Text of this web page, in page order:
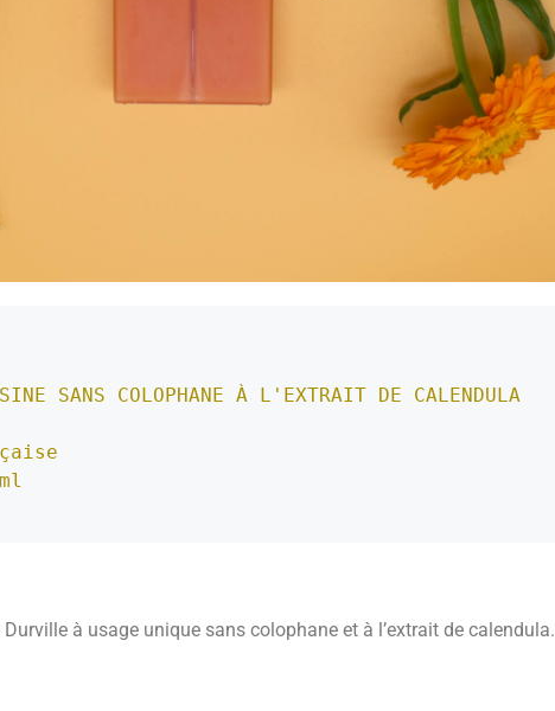
SANS COLOPHANE À L'EXTRAIT DE CALENDULA
à usage unique sans colophane et à l’extrait de calendula.